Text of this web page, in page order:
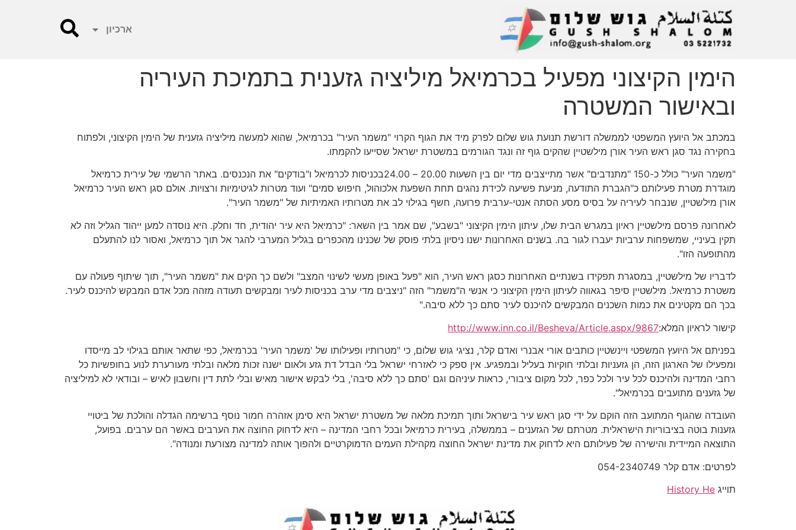
ארכיון
הימין הקיצוני מפעיל בכרמיאל מיליציה גזענית בתמיכת העיריה
ובאישור המשטרה
במכתב אל היועץ המשפטי לממשלה דורשת תנועת גוש שלום לפרק מיד את הגוף הקרוי "משמר העיר" בכרמיאל, שהוא למעשה מיליציה גזענית של הימין הקיצוני, ולפתוח
בחקירה נגד סגן ראש העיר אורן מילשטיין שהקים גוף זה ונגד הגורמים במשטרת ישראל שסייעו להקמתו.
"משמר העיר" כולל כ-150 "מתנדבים" אשר מתייצבים מדי יום בין השעות 20.00 – 24.00בכניסות לכרמיאל ו"בודקים" את הנכנסים. באתר הרשמי של עירית כרמיאל
מוגדרת מטרת פעילותם כ"הגברת התודעה, מניעת פשיעה לכידת נהגים תחת השפעת אלכוהול, חיפוש סמים" ועוד מטרות לגיטימיות ורצויות. אולם סגן ראש העיר כרמיאל
אורן מילשטיין, שנבחר לעיריה על בסיס מסע הסתה אנטי-ערבית פרועה, חשף בגילוי לב את מטרותיו האמיתיות של "משמר העיר".
לאחרונה פרסם מילשטיין ראיון במגרש הבית שלו, עיתון הימין הקיצוני "בשבע", שם אמר בין השאר: "כרמיאל היא עיר יהודית, חד וחלק. היא נוסדה למען ייהוד הגליל וזה לא
תקין בעיניי, שמשפחות ערביות יעברו לגור בה. בשנים האחרונות ישנו ניסיון בלתי פוסק של שכנינו מהכפרים בגליל המערבי להגר אל תוך כרמיאל, ואסור לנו להתעלם
מהתופעה הזו".
לדבריו של מילשטיין, במסגרת תפקידו בשנתיים האחרונות כסגן ראש העיר, הוא "פעל באופן מעשי לשינוי המצב" ולשם כך הקים את "משמר העיר", תוך שיתוף פעולה עם
משטרת כרמיאל. מילשטיין סיפר בגאווה לעיתון הימין הקיצוני כי אנשי ה"משמר" הזה "ניצבים מדי ערב בכניסות לעיר ומבקשים תעודה מזהה מכל אדם המבקש להיכנס לעיר.
בכך הם מקטינים את כמות השכנים המבקשים להיכנס לעיר סתם כך ללא סיבה."
קישור לראיון המלא:http://www.inn.co.il/Besheva/Article.aspx/9867
בפניתם אל היועץ המשפטי ויינשטיין כותבים אורי אבנרי ואדם קלר, נציגי גוש שלום, כי "מטרותיו ופעילותו של 'משמר העיר' בכרמיאל, כפי שתאר אותם בגילוי לב מייסדו
ומפעילו של הארגון הזה, הן גזעניות ובלתי חוקיות בעליל ובמפגיע. אין ספק כי לאזרחי ישראל בלי הבדל דת גזע ולאום ישנה זכות מלאה ובלתי מעורערת לנוע בחופשיות כל
רחבי המדינה ולהיכנס לכל עיר ולכל כפר, לכל מקום ציבורי, כראות עיניהם וגם 'סתם כך ללא סיבה', בלי לבקש אישור מאיש ובלי לתת דין וחשבון לאיש – ובודאי לא למיליציה
של גזענים מתועבים בכרמיאל".
העובדה שהגוף המתועב הזה הוקם על ידי סגן ראש עיר בישראל ותוך תמיכת מלאה של משטרת ישראל היא סימן אזהרה חמור נוסף ברשימה הגדלה והולכת של ביטויי
גזענות בוטה בציבוריות הישראלית. מטרתם של הגזענים – בממשלה, בעירית כרמיאל ובכל רחבי המדינה – היא לדחוק החוצה את הערבים באשר הם ערבים. בפועל,
התוצאה המיידית והישירה של פעילותם היא לדחוק את מדינת ישראל החוצה מקהילת העמים הדמוקרטיים ולהפוך אותה למדינה מצורעת ומנודה".
לפרטים: אדם קלר 054-2340749
תוייג History He